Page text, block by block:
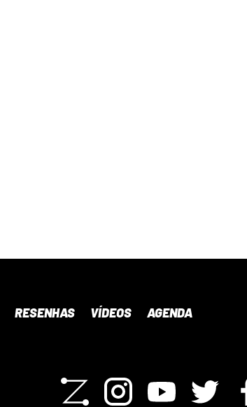
RESENHAS VÍDEOS AGENDA